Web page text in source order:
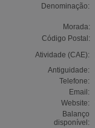
Denominação:
Morada:
Código Postal:
Atividade (CAE):
Antiguidade:
Telefone:
Email:
Website:
Balanço
disponível: